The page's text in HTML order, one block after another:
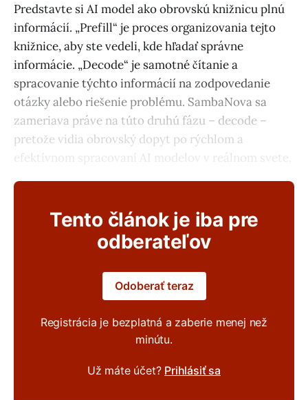
Predstavte si AI model ako obrovskú knižnicu plnú
informácií. „Prefill“ je proces organizovania tejto
knižnice, aby ste vedeli, kde hľadať správne
informácie. „Decode“ je samotné čítanie a
spracovanie týchto informácií na zodpovedanie
otázky alebo riešenie problému. SambaNova sa
zameriava práve na túto druhú fázu – decode –
pretože vidia obrovský dopyt po rýchlom a
efektívnom spracovaní AI modelov v reálnom svete.
Tento článok je iba pre
odberateľov
Odoberať teraz
Registrácia je bezplatná a zaberie menej než
minútu.
Už máte účet? Prihlásiť sa